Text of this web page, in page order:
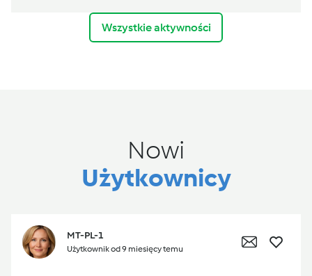
Wszystkie aktywności
Nowi
Użytkownicy
MT-PL-1
Użytkownik od 9 miesięcy temu